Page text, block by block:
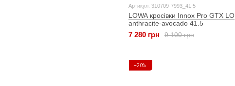
Артикул: 310709-7993_41.5
LOWA кросівки Innox Pro GTX LO
anthracite-avocado 41.5
9 100 грн
7 280 грн
−20%